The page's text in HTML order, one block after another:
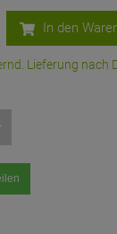
In den
Lieferung nach